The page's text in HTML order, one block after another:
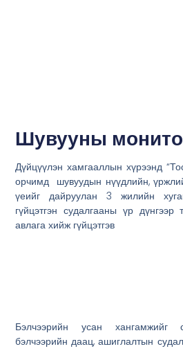
Шувууны
Дүйцүүлэн хамгааллын хүрээнд
орчимд шувуудын нүүдлийн,
үеийг дайруулан 3 жилийн
гүйцэтгэн судалгааны үр
авлага хийж гүйцэтгэв
Бэлчээрийн усан хангамжийг
бэлчээрийн даац, ашиглалтын